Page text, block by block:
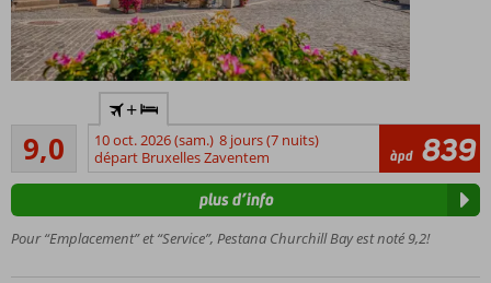
de la
chaîne
Pestana
baie de
Camara
de
9,0
Excellente
6
commentaires
+
10 oct. 2026 (sam.) 8 jours (7 nuits)
départ Bruxelles Zaventem
àpd 839
Pour “Emplacement” et “Service”, Pestana Churchill Bay est noté 9,2!
plus d’info